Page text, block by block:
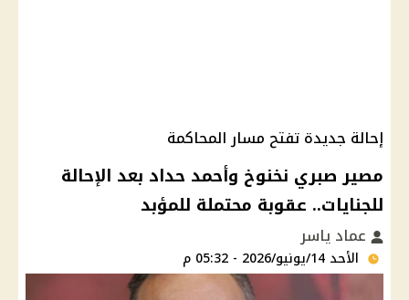
إحالة جديدة تفتح مسار المحاكمة
مصير صبري نخنوخ وأحمد حداد بعد الإحالة
للجنايات.. عقوبة محتملة للمؤبد
عماد ياسر
الأحد 14/يونيو/2026 - 05:32 م